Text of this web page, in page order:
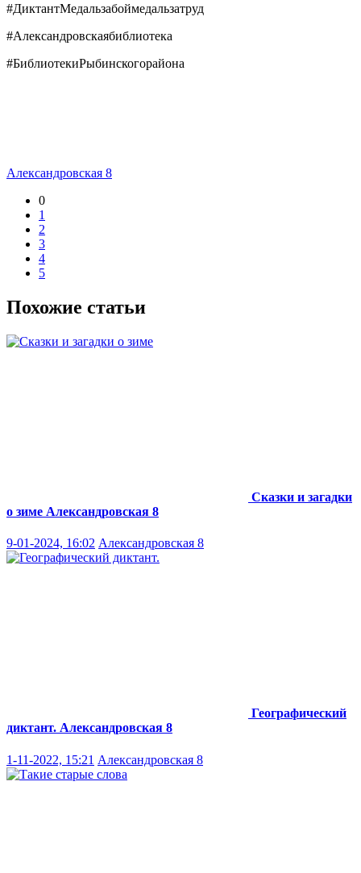
#ДиктантМедальзабоймедальзатруд
#Александровскаябиблиотека
#БиблиотекиРыбинскогорайона
Александровская 8
0
1
2
3
4
5
Похожие статьи
Сказки и загадки
о зиме Александровская 8
9-01-2024, 16:02 Александровская 8
Географический
диктант. Александровская 8
1-11-2022, 15:21 Александровская 8